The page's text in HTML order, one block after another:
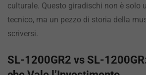
culturale. Questo giradischi non è solo
tecnico, ma un pezzo di storia della
scriversi.
SL-1200GR2 vs SL-